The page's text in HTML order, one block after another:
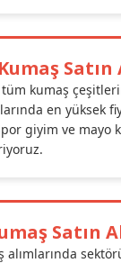
Satın
tüm kumaş
en yüksek
giyim ve mayo
Satın
alımlarında